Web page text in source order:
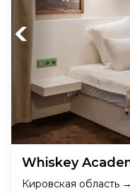
Previous
Whiskey
Кировская область